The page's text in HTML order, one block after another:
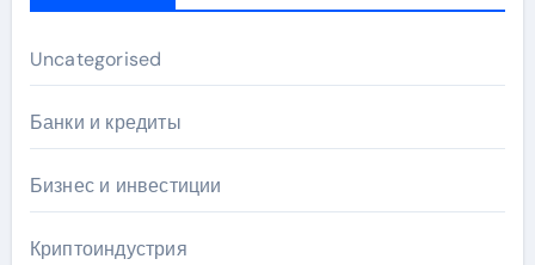
Uncategorised
Банки и кредиты
Бизнес и инвестиции
Криптоиндустрия